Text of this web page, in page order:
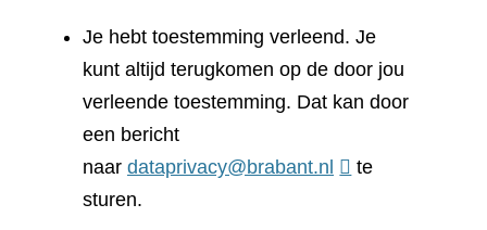
Je hebt toestemming verleend. Je
kunt altijd terugkomen op de door jou
verleende toestemming. Dat kan door
een bericht
naar dataprivacy@brabant.nl
te
sturen.